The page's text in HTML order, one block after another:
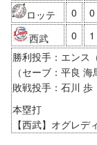
ロッテ 0 0
西武
0 1
勝利投手：エンス
（セーブ：平良
敗戦投手：石川 歩
本塁打
【西武】オグレデ